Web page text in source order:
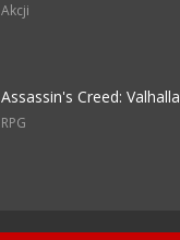
Akcji
Assassin's Creed: Valhalla
RPG